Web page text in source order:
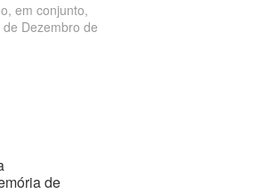
em conjunto,
Dezembro de
de